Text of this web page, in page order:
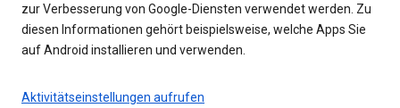
zur Verbesserung von Google-Diensten verwendet werden. Zu
diesen Informationen gehört beispielsweise, welche Apps Sie
auf Android installieren und verwenden.
Aktivitätseinstellungen aufrufen